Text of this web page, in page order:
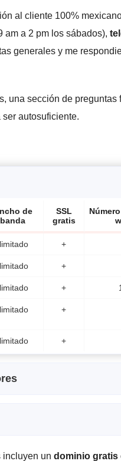
al cliente 100%
am a 2 pm los sábados),
generales y me
una sección de
autosuficiente.
de
banda
SSL
gratis
+
+
+
+
+
Ilimitado 250
incluyen un dominio gratis